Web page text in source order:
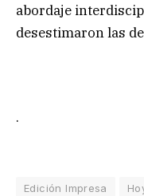
abordaje
desestimaron las
.
Edición Impresa